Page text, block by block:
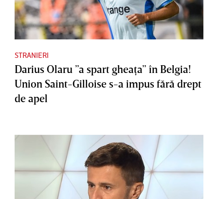
STRANIERI
Darius Olaru ”a spart gheaţa” în Belgia!
Union Saint-Gilloise s-a impus fără drept
de apel